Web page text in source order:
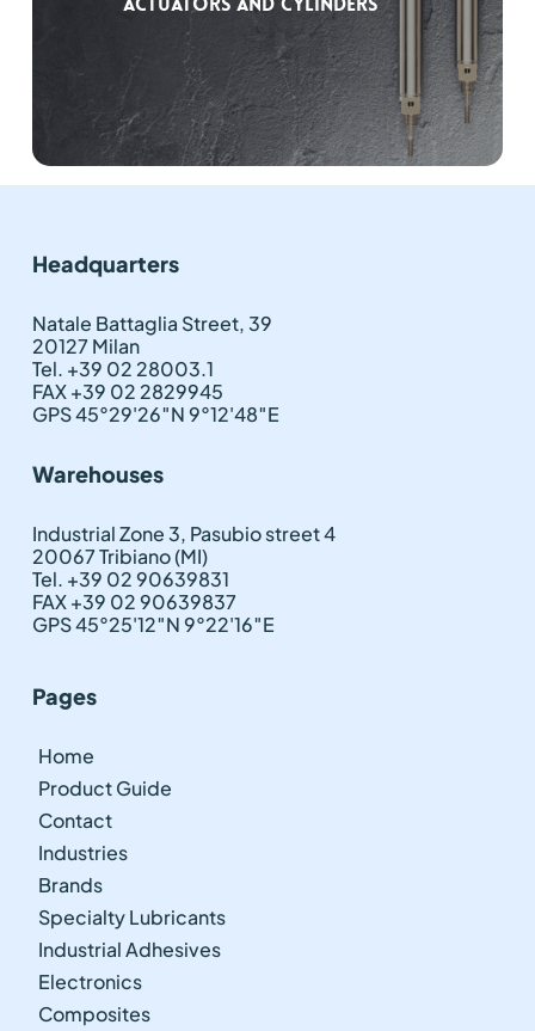
Headquarters
Natale Battaglia Street, 39
20127 Milan
Tel. +39 02 28003.1
FAX +39 02 2829945
GPS 45°29'26″N 9°12'48″E
Warehouses
Industrial Zone 3, Pasubio street 4
20067 Tribiano (MI)
Tel. +39 02 90639831
FAX +39 02 90639837
GPS 45°25'12″N 9°22'16″E
Pages
Home
Product Guide
Contact
Industries
Brands
Specialty Lubricants
Industrial Adhesives
Electronics
Composites